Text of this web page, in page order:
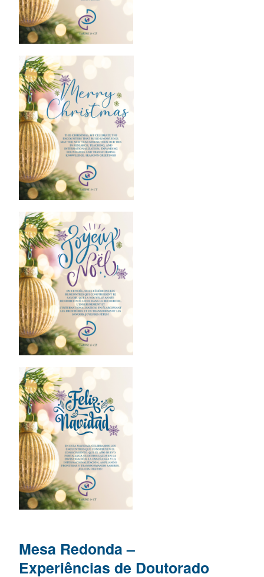
Mesa Redonda –
Experiências de Doutorado